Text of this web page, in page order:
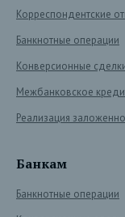
Корреспондентские
Банкнотные операции
Конверсионные
Межбанковское
Реализация
Банкам
Банкнотные операции